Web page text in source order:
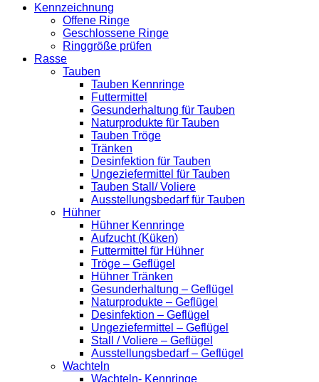
Kennzeichnung
Offene Ringe
Geschlossene Ringe
Ringgröße prüfen
Rasse
Tauben
Tauben Kennringe
Futtermittel
Gesunderhaltung für Tauben
Naturprodukte für Tauben
Tauben Tröge
Tränken
Desinfektion für Tauben
Ungeziefermittel für Tauben
Tauben Stall/ Voliere
Ausstellungsbedarf für Tauben
Hühner
Hühner Kennringe
Aufzucht (Küken)
Futtermittel für Hühner
Tröge – Geflügel
Hühner Tränken
Gesunderhaltung – Geflügel
Naturprodukte – Geflügel
Desinfektion – Geflügel
Ungeziefermittel – Geflügel
Stall / Voliere – Geflügel
Ausstellungsbedarf – Geflügel
Wachteln
Wachteln- Kennringe